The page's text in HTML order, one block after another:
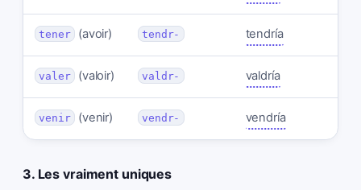
tener (avoir) tendr- tendría
valer (valoir) valdr- valdría
venir (venir) vendr- vendría
3. Les vraiment uniques